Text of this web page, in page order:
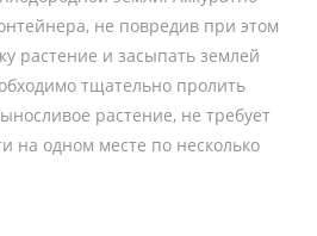
не повредив при этом
растение и засыпать землей
тщательно пролить
растение, не требует
на одном месте по несколько